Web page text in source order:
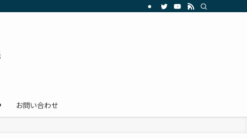
お問い合わせ